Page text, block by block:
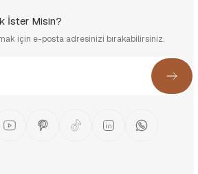
İster Misin?
için e-posta adresinizi bırakabilirsiniz.